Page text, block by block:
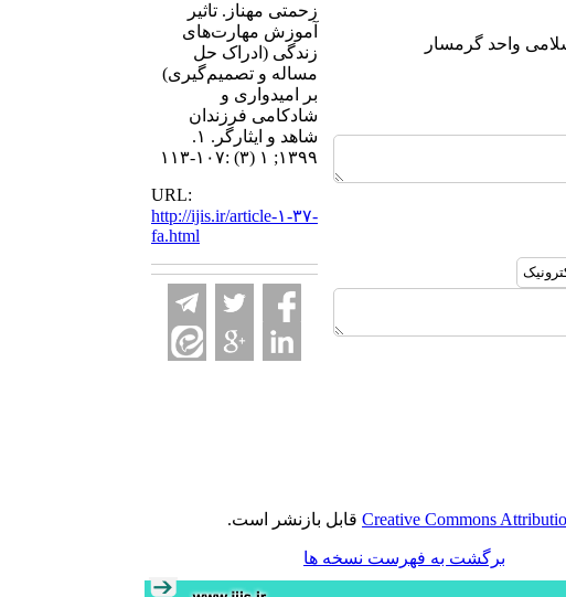
واحد گرمسار
زحمتی مهناز. تاثیر
آموزش مهارت‌های
زندگی (ادراک حل
مساله و تصمیم‌گیری)
بر امیدواری و
شادکامی فرزندان
شاهد و ایثارگر. ۱.
۱۳۹۹; ۱ (۳) :۱۰۷-۱۱۳
URL:
http://ijis.ir/article-۱-۳۷-
fa.html
Creative Commons قابل بازنشر است.
برگشت به فهرست نسخه ها